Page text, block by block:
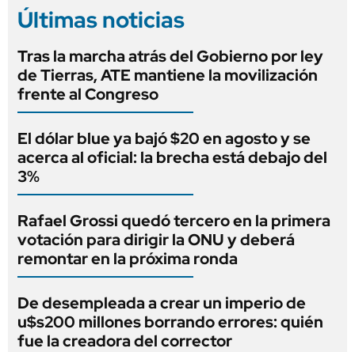
Últimas noticias
Tras la marcha atrás del Gobierno por ley
de Tierras, ATE mantiene la movilización
frente al Congreso
El dólar blue ya bajó $20 en agosto y se
acerca al oficial: la brecha está debajo del
3%
Rafael Grossi quedó tercero en la primera
votación para dirigir la ONU y deberá
remontar en la próxima ronda
De desempleada a crear un imperio de
u$s200 millones borrando errores: quién
fue la creadora del corrector